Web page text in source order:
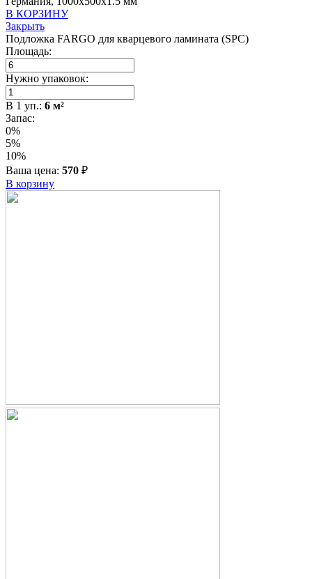
В КОРЗИНУ
Закрыть
Подложка FARGO для кварцевого ламината (SPC)
Площадь:
Нужно упаковок:
В 1 уп.: 6 м²
Запас:
0%
5%
10%
Ваша цена: 570 ₽
В корзину